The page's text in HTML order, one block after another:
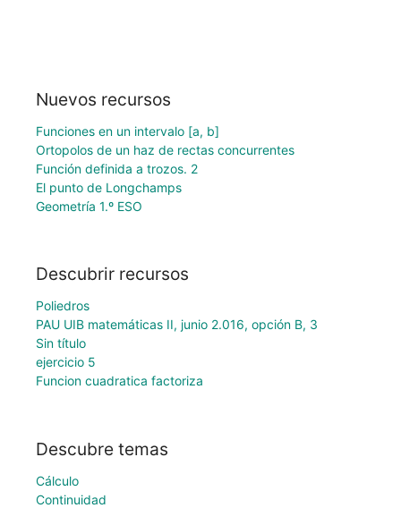
Nuevos recursos
Funciones en un intervalo [a, b]
Ortopolos de un haz de rectas concurrentes
Función definida a trozos. 2
El punto de Longchamps
Geometría 1.º ESO
Descubrir recursos
Poliedros
PAU UIB matemáticas II, junio 2.016, opción B, 3
Sin título
ejercicio 5
Funcion cuadratica factoriza
Descubre temas
Cálculo
Continuidad